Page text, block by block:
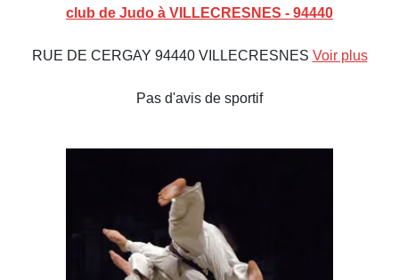
club de Judo à VILLECRESNES - 94440
RUE DE CERGAY 94440 VILLECRESNES Voir plus
Pas d'avis de sportif